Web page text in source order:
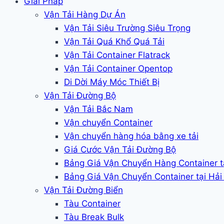
Vận Tải Hàng Dự Án
Vận Tải Siêu Trường Siêu Trọng
Vận Tải Quá Khổ Quá Tải
Vận Tải Container Flatrack
Vận Tải Container Opentop
Di Dời Máy Móc Thiết Bị
Vận Tải Đường Bộ
Vận Tải Bắc Nam
Vận chuyển Container
Vận chuyển hàng hóa bằng xe tải
Giá Cước Vận Tải Đường Bộ
Bảng Giá Vận Chuyển Hàng Container
Bảng Giá Vận Chuyển Container tại Hải
Vận Tải Đường Biển
Tàu Container
Tàu Break Bulk